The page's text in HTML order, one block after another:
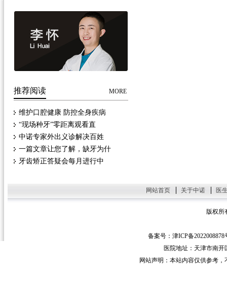
推荐阅读 MORE
维护口腔健康 防控全身疾病
“现场种牙”零距离观看直
中诺专家外出义诊解决百姓
一篇文章让您了解，缺牙为什
牙齿矫正答疑会每月进行中
网站首页 关于中诺 医
版权所
备案号：津ICP备2022008878
医院地址：天津市南
网站声明：本站内容仅供参考